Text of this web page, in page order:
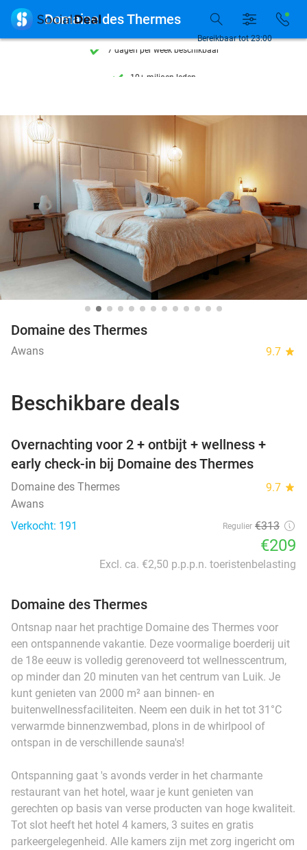
7 dagen per week beschikbaar
7 dagen per week beschikbaar
10+ miljoen leden
Bereikbaar tot 23:00
 Domaine des Thermes
Domaine des Thermes
Awans 9.7 star
Beschikbare deals
Overnachting voor 2 + ontbijt + wellness +
early check-in bij Domaine des Thermes
Domaine des Thermes 9.7 star
Awans
Verkocht: 191
Regulier €313
€209
Excl. ca. €2,50 p.p.p.n. toeristenbelasting
Domaine des Thermes
Ontsnap naar het prachtige Domaine des Thermes voor
een ontspannende vakantie. Deze voormalige boerderij uit
de 18e eeuw is volledig gerenoveerd tot wellnesscentrum,
op minder dan 20 minuten van het centrum van Luik. Je
kunt genieten van 2000 m² aan binnen- en
buitenwellnessfaciliteiten. Neem een duik in het tot 31°C
verwarmde binnenzwembad, plons in de whirlpool of
ontspan in de verschillende sauna's!
Ontspanning gaat 's avonds verder in het charmante
restaurant van het hotel, waar je kunt genieten van
gerechten op basis van verse producten van hoge kwaliteit.
Tot slot heeft het hotel 4 kamers, 3 suites en gratis
parkeergelegenheid. Alle kamers zijn met zorg ingericht om